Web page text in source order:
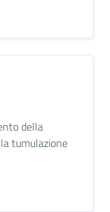
della
tumulazione